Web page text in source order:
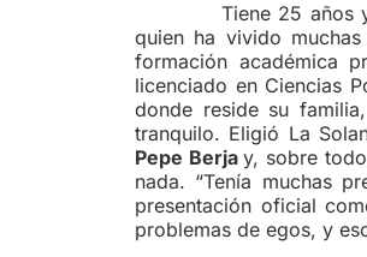
Tiene 25 años y una
quien ha vivido
formación académica
licenciado en Ciencias
donde reside su
tranquilo. Eligió La
Pepe Berjay, sobre
nada. “Tenía muchas
presentación oficial
problemas de egos, y